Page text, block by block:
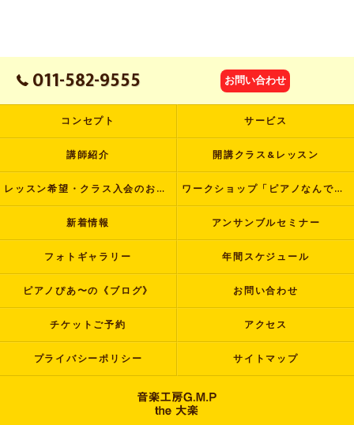
011-582-9555 お問い合わせ
コンセプト サービス
講師紹介 開講クラス&レッスン
レッスン希望・クラス入会のお申し込み ワークショップ「ピアノなんでも塾」
新着情報 アンサンブルセミナー
フォトギャラリー 年間スケジュール
ピアノぴあ〜の《ブログ》 お問い合わせ
チケットご予約 アクセス
プライバシーポリシー サイトマップ